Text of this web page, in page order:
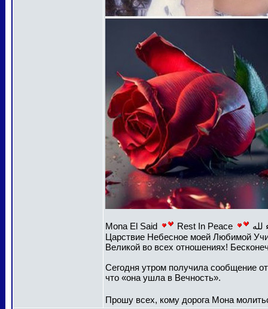
Mona El Said
Rest In Peace
Царствие Небесное моей Любимой
Великой во всех отношениях!
Сегодня утром получила сообщение
что «она ушла в Вечность».
Прошу всех, кому дорога Мона